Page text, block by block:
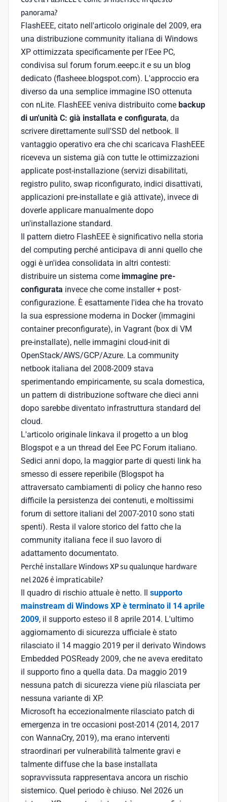
panorama?
FlashEEE, citato nell'articolo originale del 2009, era
una distribuzione community italiana di Windows
XP ottimizzata specificamente per l'Eee PC,
condivisa sul forum forum.eeepc.it e su un blog
dedicato (flasheee.blogspot.com). L'approccio era
diverso da una semplice immagine ISO ottenuta
con nLite. FlashEEE veniva distribuito come backup
di un'unità C: già installata e configurata, da
scrivere direttamente sull'SSD del netbook. Il
vantaggio operativo era che chi scaricava FlashEEE
riceveva un sistema già con tutte le ottimizzazioni
applicate post-installazione (servizi disabilitati,
registro pulito, swap riconfigurato, indici disattivati,
applicazioni pre-installate e già attivate), invece di
doverle applicare manualmente dopo
un'installazione standard.
Il pattern dietro FlashEEE è significativo nella storia
del computing perché anticipava di anni quello che
oggi è un'idea consolidata in altri contesti:
distribuire un sistema come immagine pre-
configurata invece che come installer + post-
configurazione. È esattamente l'idea che ha trovato
la sua espressione moderna in Docker (immagini
container preconfigurate), in Vagrant (box di VM
pre-installate), nelle immagini cloud-init di
OpenStack/AWS/GCP/Azure. La community
netbook italiana del 2008-2009 stava
sperimentando empiricamente, su scala domestica,
un pattern di distribuzione software che dieci anni
dopo sarebbe diventato infrastruttura standard del
cloud.
L'articolo originale linkava il progetto a un blog
Blogspot e a un thread del Eee PC Forum italiano.
Sedici anni dopo, la maggior parte di questi link ha
smesso di essere reperibile (Blogspot ha
attraversato cambiamenti di policy che hanno reso
difficile la persistenza dei contenuti, e moltissimi
forum di settore italiani del 2007-2010 sono stati
spenti). Resta il valore storico del fatto che la
community italiana fece il suo lavoro di
adattamento documentato.
Perché installare Windows XP su qualunque hardware
nel 2026 è impraticabile?
Il quadro di rischio attuale è netto. Il supporto
mainstream di Windows XP è terminato il 14 aprile
2009, il supporto esteso il 8 aprile 2014. L'ultimo
aggiornamento di sicurezza ufficiale è stato
rilasciato il 14 maggio 2019 per il derivato Windows
Embedded POSReady 2009, che ne aveva ereditato
il supporto fino a quella data. Da maggio 2019
nessuna patch di sicurezza viene più rilasciata per
nessuna variante di XP.
Microsoft ha eccezionalmente rilasciato patch di
emergenza in tre occasioni post-2014 (2014, 2017
con WannaCry, 2019), ma erano interventi
straordinari per vulnerabilità talmente gravi e
talmente diffuse che la base installata
sopravvissuta rappresentava ancora un rischio
sistemico. Quel periodo è chiuso. Nel 2026 un